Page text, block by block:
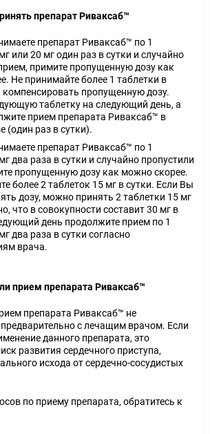
препарат Риваксаб™
препарат Риваксаб™ по 1
или 20 мг один раз в сутки и случайно
примите пропущенную дозу как
Не принимайте более 1 таблетки в
компенсировать пропущенную дозу.
таблетку на следующий день, а
прием препарата Риваксаб™ в
(один раз в сутки).
препарат Риваксаб™ по 1
два раза в сутки и случайно пропустили
пропущенную дозу как можно скорее.
более 2 таблеток 15 мг в сутки. Если Вы
дозу, можно принять 2 таблетки 15 мг
что в совокупности составит 30 мг в
день продолжите прием по 1
два раза в сутки согласно
врача.
прием препарата Риваксаб™
препарата Риваксаб™ не
с лечащим врачом. Если
данного препарата, это
развития сердечного приступа,
исхода от сердечно-сосудистых
по приему препарата, обратитесь к